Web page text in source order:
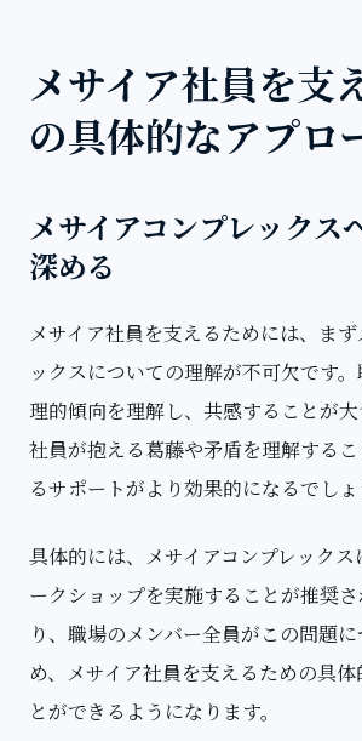
メサイア社員を支
の具体的なアプロ
メサイアコンプレックス
深める
メサイア社員を支えるためには、まず
ックスについての理解が不可欠です
理的傾向を理解し、共感することが
社員が抱える葛藤や矛盾を理解する
るサポートがより効果的になるでしょ
具体的には、メサイアコンプレック
ークショップを実施することが推奨
り、職場のメンバー全員がこの問題
め、メサイア社員を支えるための具
とができるようになります。